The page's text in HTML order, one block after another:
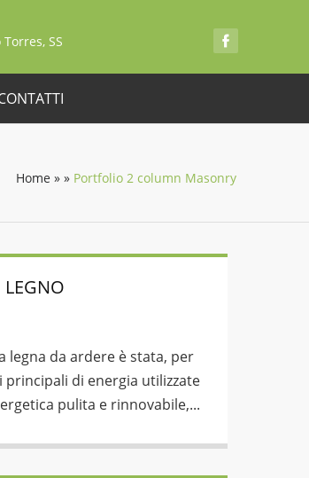
Torres, SS
Home » » Portfolio 2 column Masonry
legna da ardere è stata, per
di energia utilizzate
pulita e rinnovabile,...